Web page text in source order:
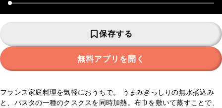
保存する
無料アプリを開く
フランス家庭料理を気軽におうちで。 うまみぎっしりの無水煮込み
と、パスタの一種のクスクスを同時加熱。布巾を敷いて蒸すことで、